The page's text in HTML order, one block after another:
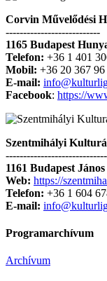
Corvin Művelődési
---------------------------
1165 Budapest
Telefon: +36 1 401
Mobil: +36 20 367
E-mail:
Facebook: https://
Szentmihályi
1161 Budapest
Web: https://
Telefon: +36 1 604
E-mail:
Programarchívum
Archívum